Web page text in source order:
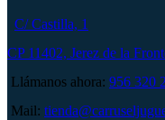
C/ Castilla, 1
CP 11402, Jerez de la
Llámanos ahora: 956 320
Mail: